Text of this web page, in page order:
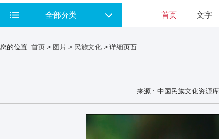
全部分类 首页 文字
您的位置: 首页 > 图片 > 民族文化 > 详细页面
来源：中国民族文化资源库